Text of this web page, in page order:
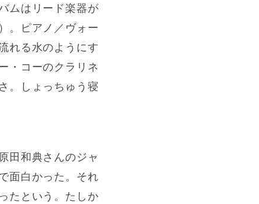
ムはリード楽器が
。ピアノ／ヴォー
れる水のようにす
・コーのクラリネ
。しょっちゅう寝
田和典さんのジャ
面白かった。それ
たという。たしか